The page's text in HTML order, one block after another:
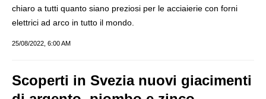
chiaro a tutti quanto siano preziosi per le acciaierie con forni
elettrici ad arco in tutto il mondo.
25/08/2022, 6:00 AM
Scoperti in Svezia nuovi giacimenti